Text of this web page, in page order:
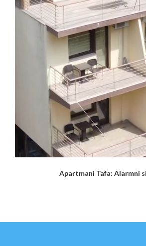
Apartmani Tafa: Alarmni